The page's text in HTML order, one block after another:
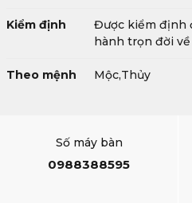
Kiểm định
Được kiểm định
hành trọn đời về
Theo mệnh Mộc,Thủy
Số máy bàn
0988388595